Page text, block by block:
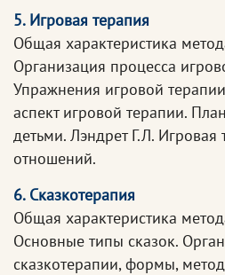
5. Игровая терапия
Общая характеристика
Организация процесса
Упражнения игровой
аспект игровой терапии.
детьми. Лэндрет Г.Л. Игровая
отношений.
6. Сказкотерапия
Общая характеристика
Основные типы сказок.
сказкотерапии, формы,